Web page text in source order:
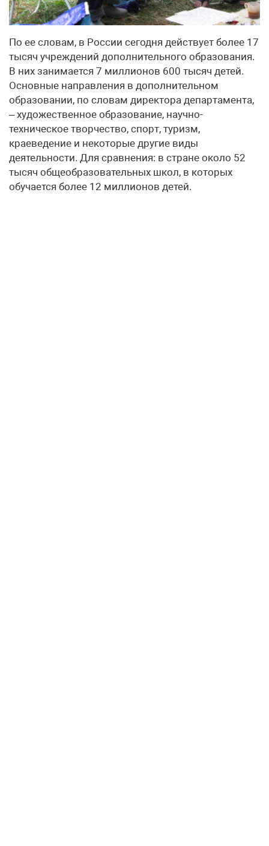
По ее словам, в России сегодня действует более 17
тысяч учреждений дополнительного образования.
В них занимается 7 миллионов 600 тысяч детей.
Основные направления в дополнительном
образовании, по словам директора департамента,
– художественное образование, научно-
техническое творчество, спорт, туризм,
краеведение и некоторые другие виды
деятельности. Для сравнения: в стране около 52
тысяч общеобразовательных школ, в которых
обучается более 12 миллионов детей.